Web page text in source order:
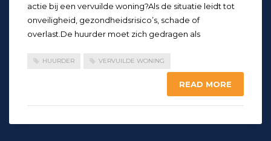
actie bij een vervuilde woning?Als de situatie leidt tot
onveiligheid, gezondheidsrisico’s, schade of
overlast.De huurder moet zich gedragen als
HUURDER VERVUILDE WONING
READ MORE